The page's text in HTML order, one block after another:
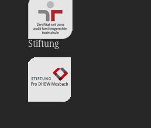
Stiftung